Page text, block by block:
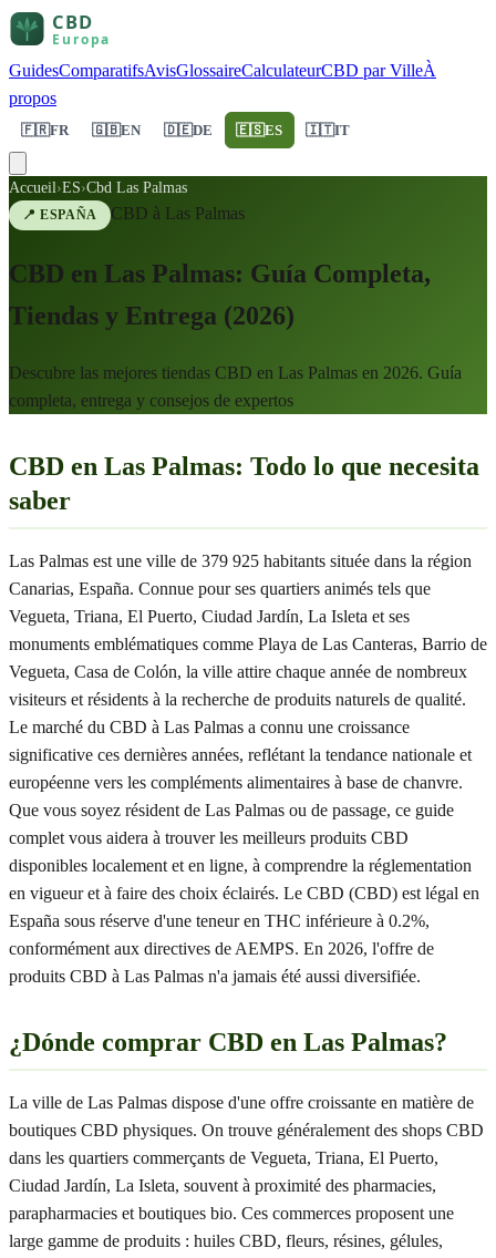
GuidesComparatifsAvisGlossaireCalculateurCBD par VilleÀ
propos
🇫🇷FR 🇬🇧EN 🇩🇪DE 🇪🇸ES 🇮🇹IT
Accueil›ES›Cbd Las Palmas
📍ESPAÑA CBD à Las Palmas
CBD en Las Palmas: Guía Completa,
Tiendas y Entrega (2026)
Descubre las mejores tiendas CBD en Las Palmas en 2026. Guía
completa, entrega y consejos de expertos
CBD en Las Palmas: Todo lo que necesita
saber
Las Palmas est une ville de 379 925 habitants située dans la région
Canarias, España. Connue pour ses quartiers animés tels que
Vegueta, Triana, El Puerto, Ciudad Jardín, La Isleta et ses
monuments emblématiques comme Playa de Las Canteras, Barrio de
Vegueta, Casa de Colón, la ville attire chaque année de nombreux
visiteurs et résidents à la recherche de produits naturels de qualité.
Le marché du CBD à Las Palmas a connu une croissance
significative ces dernières années, reflétant la tendance nationale et
européenne vers les compléments alimentaires à base de chanvre.
Que vous soyez résident de Las Palmas ou de passage, ce guide
complet vous aidera à trouver les meilleurs produits CBD
disponibles localement et en ligne, à comprendre la réglementation
en vigueur et à faire des choix éclairés. Le CBD (CBD) est légal en
España sous réserve d'une teneur en THC inférieure à 0.2%,
conformément aux directives de AEMPS. En 2026, l'offre de
produits CBD à Las Palmas n'a jamais été aussi diversifiée.
¿Dónde comprar CBD en Las Palmas?
La ville de Las Palmas dispose d'une offre croissante en matière de
boutiques CBD physiques. On trouve généralement des shops CBD
dans les quartiers commerçants de Vegueta, Triana, El Puerto,
Ciudad Jardín, La Isleta, souvent à proximité des pharmacies,
parapharmacies et boutiques bio. Ces commerces proposent une
large gamme de produits : huiles CBD, fleurs, résines, gélules,